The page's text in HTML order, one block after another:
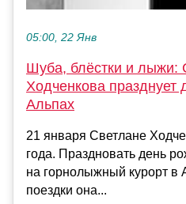
05:00, 22 Янв
Шуба, блёстки и лыжи:
Ходченкова празднует
Альпах
21 января Светлане
года. Праздновать день
на горнолыжный курорт в
поездки она...